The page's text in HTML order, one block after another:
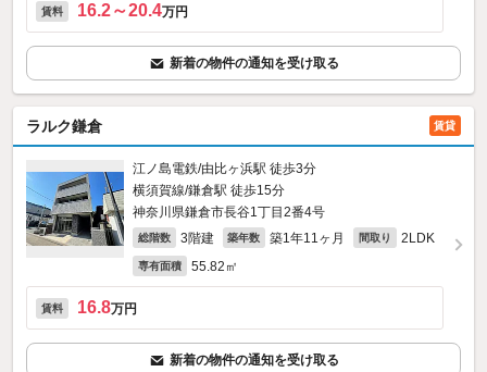
賃料 16.2～20.4万円
新着の物件の通知を受け取る
ラルク鎌倉 賃貸
江ノ島電鉄/由比ヶ浜駅 徒歩3分
横須賀線/鎌倉駅 徒歩15分
神奈川県鎌倉市長谷1丁目2番4号
総階数 3階建 築年数 築1年11ヶ月 間取り 2LDK
専有面積 55.82㎡
賃料 16.8万円
新着の物件の通知を受け取る